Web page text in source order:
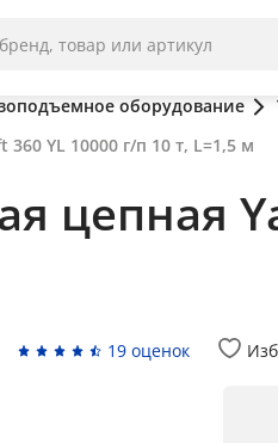
оборудование
YL 10000 г/п 10 т, L=1,5 м
цепная
19 оценок